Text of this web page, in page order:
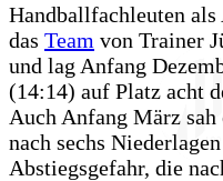
Handballfachleuten
das Team von Trainer
und lag Anfang
(14:14) auf Platz acht
Auch Anfang März
nach sechs
Abstiegsgefahr, die